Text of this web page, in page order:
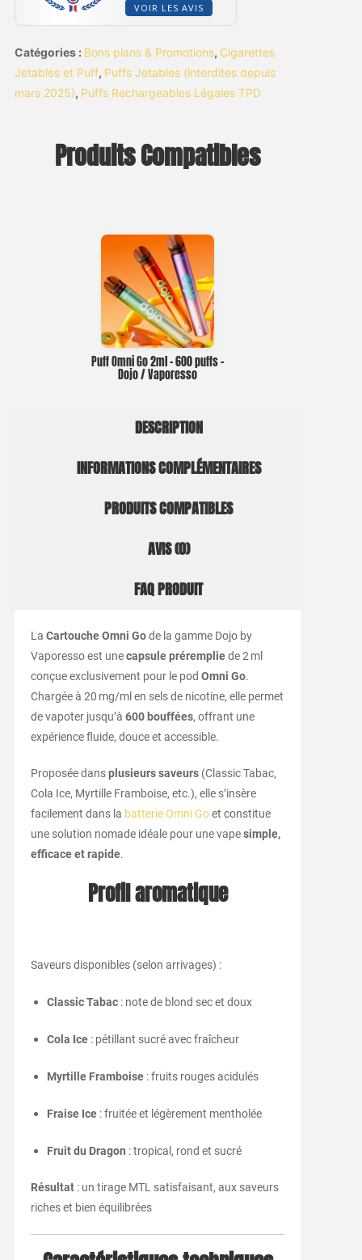
VOIR LES AVIS
Catégories : Bons plans & Promotions, Cigarettes
Jetables et Puff, Puffs Jetables (interdites depuis
mars 2025), Puffs Rechargeables Légales TPD
Produits Compatibles
Puff Omni Go 2ml – 600 puffs –
Dojo / Vaporesso
DESCRIPTION
INFORMATIONS COMPLÉMENTAIRES
PRODUITS COMPATIBLES
AVIS (0)
FAQ PRODUIT
La Cartouche Omni Gode la gamme Dojo by
Vaporesso est unecapsule prérempliede 2 ml
conçue exclusivement pour le pod Omni Go.
Chargée à 20 mg/ml en sels de nicotine, elle permet
de vapoter jusqu’à 600 bouffées, offrant une
expérience fluide, douce et accessible.
Proposée dansplusieurs saveurs(Classic Tabac,
Cola Ice, Myrtille Framboise, etc.), elle s’insère
facilement dans la batterie Omni Goet constitue
une solution nomade idéale pour une vapesimple,
efficace et rapide.
Profil aromatique
Saveurs disponibles (selon arrivages) :
Classic Tabac: note de blond sec et doux
Cola Ice: pétillant sucré avec fraîcheur
Myrtille Framboise: fruits rouges acidulés
Fraise Ice: fruitée et légèrement mentholée
Fruit du Dragon : tropical, rond et sucré
Résultat: un tirage MTL satisfaisant, aux saveurs
riches et bien équilibrées